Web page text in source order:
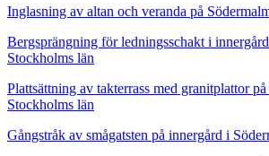
Inglasning av altan och veranda på
Bergsprängning för ledningsschakt i
Stockholms län
Plattsättning av takterrass med granitplattor
Stockholms län
Gångstråk av smågatsten på innergård i